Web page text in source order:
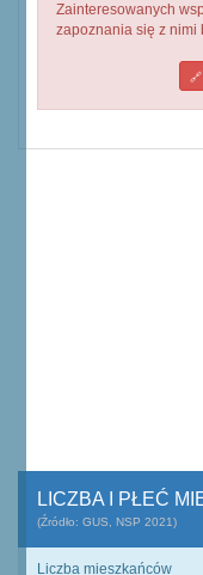
Zainteresowanych
zapoznania się z nimi
LICZBA I PŁEĆ
(Źródło: GUS, NSP 2021)
Liczba mieszkańców